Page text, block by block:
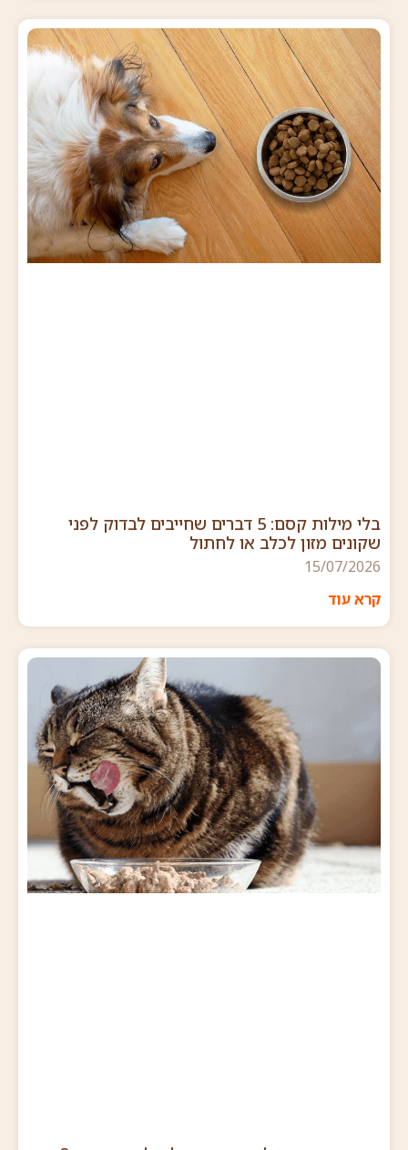
בלי מילות קסם: 5 דברים שחייבים לבדוק לפני
שקונים מזון לכלב או לחתול
15/07/2026
קרא עוד